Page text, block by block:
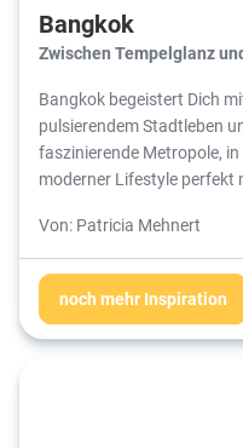
Bangkok
Zwischen Tempelglanz
Bangkok begeistert Dich
pulsierendem Stadtleben
faszinierende Metropole,
moderner Lifestyle perfekt
Von: Patricia Mehnert
noch mehr Inspiration